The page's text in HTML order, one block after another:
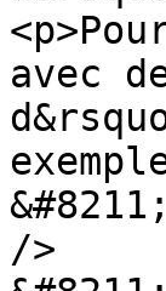
avec
/>